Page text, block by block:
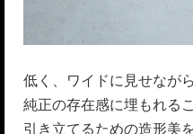
低く、ワイドに見せなが
純正の存在感に埋もれる
引き立てるための造形美